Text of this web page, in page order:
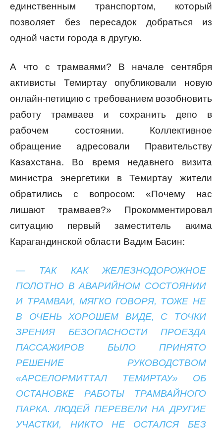
единственным транспортом, который
позволяет без пересадок добраться из
одной части города в другую.
А что с трамваями? В начале сентября
активисты Темиртау опубликовали новую
онлайн-петицию с требованием возобновить
работу трамваев и сохранить депо в
рабочем состоянии. Коллективное
обращение адресовали Правительству
Казахстана. Во время недавнего визита
министра энергетики в Темиртау жители
обратились с вопросом: «Почему нас
лишают трамваев?» Прокомментировал
ситуацию первый заместитель акима
Карагандинской области Вадим Басин:
— ТАК КАК ЖЕЛЕЗНОДОРОЖНОЕ
ПОЛОТНО В АВАРИЙНОМ СОСТОЯНИИ
И ТРАМВАИ, МЯГКО ГОВОРЯ, ТОЖЕ НЕ
В ОЧЕНЬ ХОРОШЕМ ВИДЕ, С ТОЧКИ
ЗРЕНИЯ БЕЗОПАСНОСТИ ПРОЕЗДА
ПАССАЖИРОВ БЫЛО ПРИНЯТО
РЕШЕНИЕ РУКОВОДСТВОМ
«АРСЕЛОРМИТТАЛ ТЕМИРТАУ» ОБ
ОСТАНОВКЕ РАБОТЫ ТРАМВАЙНОГО
ПАРКА. ЛЮДЕЙ ПЕРЕВЕЛИ НА ДРУГИЕ
УЧАСТКИ, НИКТО НЕ ОСТАЛСЯ БЕЗ